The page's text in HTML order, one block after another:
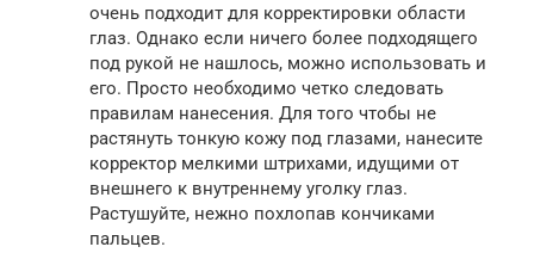
очень подходит для корректировки области
глаз. Однако если ничего более подходящего
под рукой не нашлось, можно использовать и
его. Просто необходимо четко следовать
правилам нанесения. Для того чтобы не
растянуть тонкую кожу под глазами, нанесите
корректор мелкими штрихами, идущими от
внешнего к внутреннему уголку глаз.
Растушуйте, нежно похлопав кончиками
пальцев.